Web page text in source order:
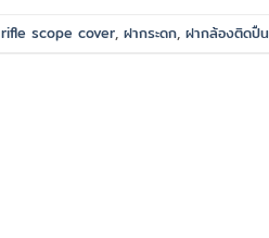
rifle scope cover, ฝากระดก, ฝากล้องติดปืน